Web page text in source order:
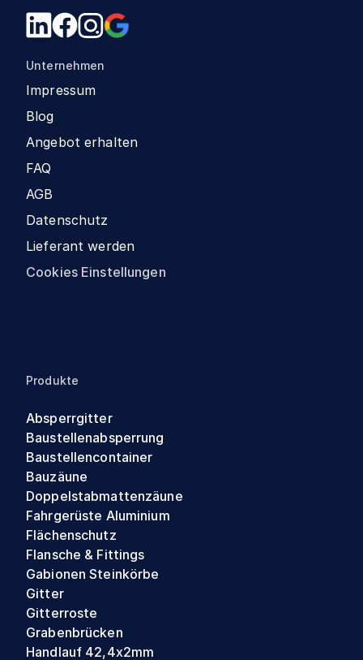
Unternehmen
Impressum
Blog
Angebot erhalten
FAQ
AGB
Datenschutz
Lieferant werden
Cookies Einstellungen
Produkte
Absperrgitter
Baustellenabsperrung
Baustellencontainer
Bauzäune
Doppelstabmattenzäune
Fahrgerüste Aluminium
Flächenschutz
Flansche & Fittings
Gabionen Steinkörbe
Gitter
Gitterroste
Grabenbrücken
Handlauf 42,4x2mm